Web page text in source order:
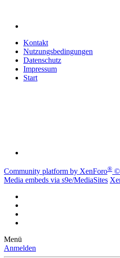
Kontakt
Nutzungsbedingungen
Datenschutz
Impressum
Start
Community platform by XenForo® ©
Media embeds via s9e/MediaSites
Menü
Anmelden